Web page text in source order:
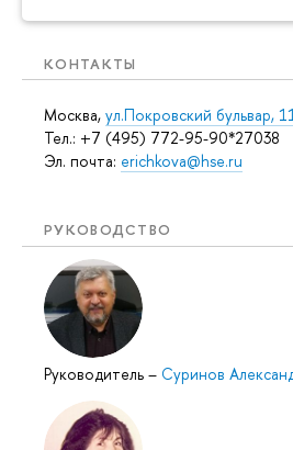
КОНТАКТЫ
Москва, ул.Покровский бульвар,
Тел.: +7 (495) 772-95-90*27038
Эл. почта: erichkova@hse.ru
РУКОВОДСТВО
Руководитель – Суринов